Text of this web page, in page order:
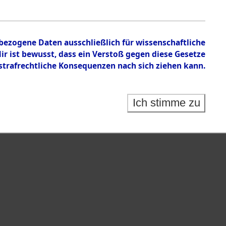
Daten ausschließlich für wissenschaftliche
bewusst, dass ein Verstoß gegen diese Gesetze
Konsequenzen nach sich ziehen kann.
Ich stimme zu